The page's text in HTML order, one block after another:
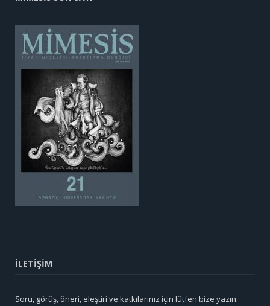
İLETİŞİM
Soru, görüş, öneri, eleştiri ve katkılarınız için lütfen bize yazın: